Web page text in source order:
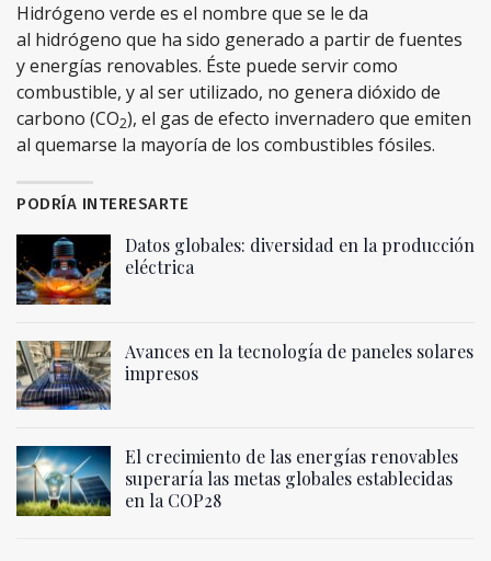
Hidrógeno verde es el nombre que se le da
al hidrógeno que ha sido generado a partir de fuentes
y energías renovables. Éste puede servir como
combustible, y al ser utilizado, no genera dióxido de
carbono (CO2), el gas de efecto invernadero que emiten
al quemarse la mayoría de los combustibles fósiles.
PODRÍA INTERESARTE
Datos globales: diversidad en la producción
eléctrica
Avances en la tecnología de paneles solares
impresos
El crecimiento de las energías renovables
superaría las metas globales establecidas
en la COP28